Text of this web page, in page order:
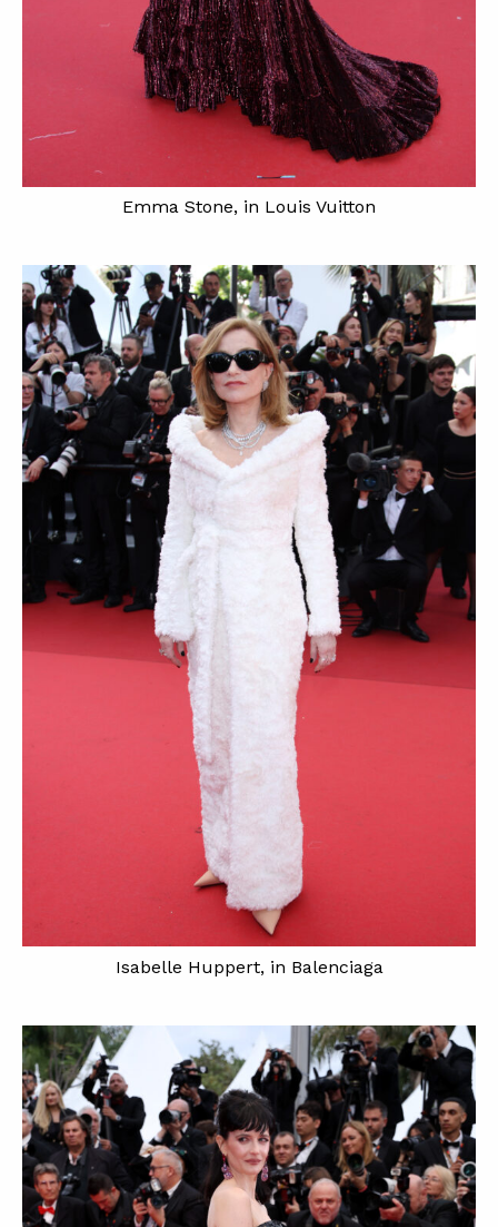
Emma Stone, in Louis Vuitton
Isabelle Huppert, in Balenciaga